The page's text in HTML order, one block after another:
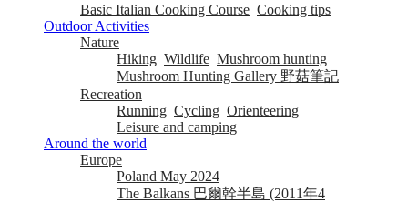
Basic Italian Cooking Course Cooking tips
Outdoor Activities
Nature
Hiking Wildlife Mushroom hunting
Mushroom Hunting Gallery 野菇筆記
Recreation
Running Cycling Orienteering
Leisure and camping
Around the world
Europe
Poland May 2024
The Balkans 巴爾幹半島 (2011年4